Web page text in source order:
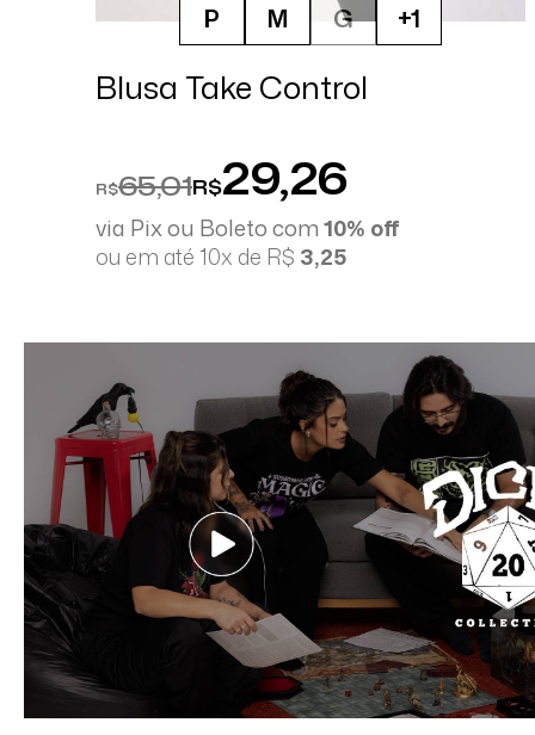
P M G +1
Blusa Take Control
R$65,01R$29,26
via Pix ou Boleto com10% off
ou em até 10x de R$ 3,25